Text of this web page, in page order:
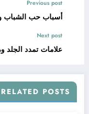
Previous post
أسباب حب الشباب
Next post
علامات تمدد الجلد
RELATED POSTS